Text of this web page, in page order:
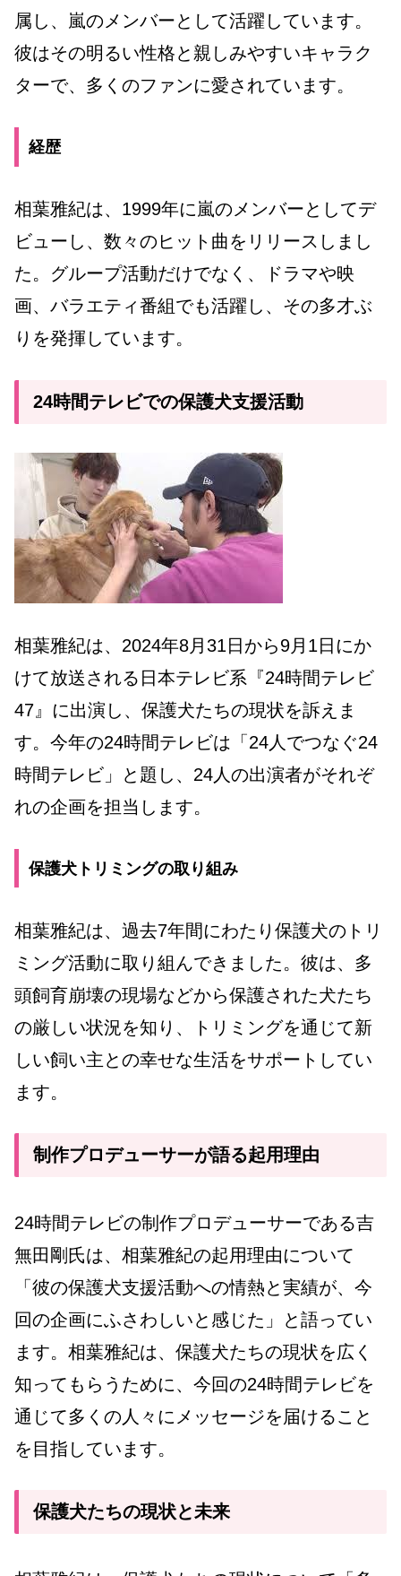
属し、嵐のメンバーとして活躍しています。
彼はその明るい性格と親しみやすいキャラク
ターで、多くのファンに愛されています。
経歴
相葉雅紀は、1999年に嵐のメンバーとしてデ
ビューし、数々のヒット曲をリリースしまし
た。グループ活動だけでなく、ドラマや映
画、バラエティ番組でも活躍し、その多才ぶ
りを発揮しています。
24時間テレビでの保護犬支援活動
相葉雅紀は、2024年8月31日から9月1日にか
けて放送される日本テレビ系『24時間テレビ
47』に出演し、保護犬たちの現状を訴えま
す。今年の24時間テレビは「24人でつなぐ24
時間テレビ」と題し、24人の出演者がそれぞ
れの企画を担当します。
保護犬トリミングの取り組み
相葉雅紀は、過去7年間にわたり保護犬のトリ
ミング活動に取り組んできました。彼は、多
頭飼育崩壊の現場などから保護された犬たち
の厳しい状況を知り、トリミングを通じて新
しい飼い主との幸せな生活をサポートしてい
ます。
制作プロデューサーが語る起用理由
24時間テレビの制作プロデューサーである吉
無田剛氏は、相葉雅紀の起用理由について
「彼の保護犬支援活動への情熱と実績が、今
回の企画にふさわしいと感じた」と語ってい
ます。相葉雅紀は、保護犬たちの現状を広く
知ってもらうために、今回の24時間テレビを
通じて多くの人々にメッセージを届けること
を目指しています。
保護犬たちの現状と未来